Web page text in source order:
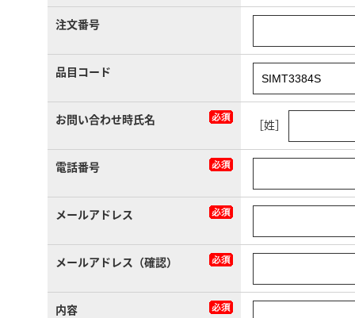
注文番号
品目コード
お問い合わせ時氏名 ［姓］
電話番号
メールアドレス
メールアドレス（確認）
内容